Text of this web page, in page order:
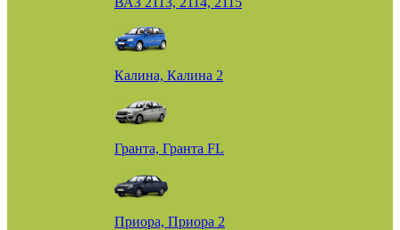
Калина, Калина 2
Гранта, Гранта FL
Приора, Приора 2